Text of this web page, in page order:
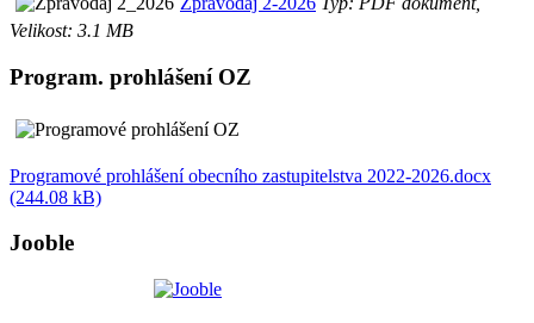
Velikost: 3.1 MB
Program. prohlášení OZ
Programové prohlášení obecního zastupitelstva 2022-2026.docx
(244.08 kB)
Jooble